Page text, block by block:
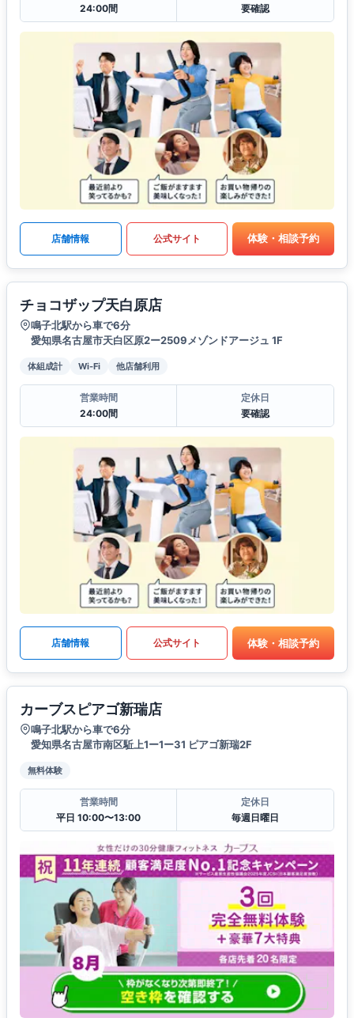
24:00間
要確認
店舗情報 公式サイト 体験・相談予約
チョコザップ天白原店
鳴子北駅から車で6分
愛知県名古屋市天白区原2ー2509メゾンドアージュ 1F
体組成計 Wi-Fi 他店舗利用
営業時間
24:00間
定休日
要確認
店舗情報 公式サイト 体験・相談予約
カーブスピアゴ新瑞店
鳴子北駅から車で6分
愛知県名古屋市南区駈上1ー1ー31 ピアゴ新瑞2F
無料体験
営業時間
平日 10:00〜13:00
定休日
毎週日曜日